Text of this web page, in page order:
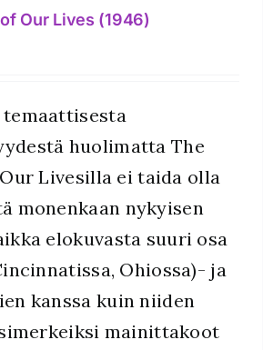
Our Lives (1946)
temaattisesta
huolimatta The
Livesilla ei taida olla
monenkaan nykyisen
elokuvasta suuri osa
Ohiossa)- ja
kanssa kuin niiden
mainittakoot